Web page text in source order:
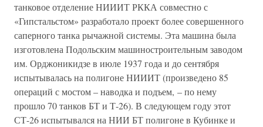
танковое отделение НИИИТ РККА совместно с
«Гипстальстом» разработало проект более совершенного
саперного танка рычажной системы. Эта машина была
изготовлена Подольским машиностроительным заводом
им. Орджоникидзе в июле 1937 года и до сентября
испытывалась на полигоне НИИИТ (произведено 85
операций с мостом – наводка и подъем, – по нему
прошло 70 танков БТ и Т-26). В следующем году этот
СТ-26 испытывался на НИИ БТ полигоне в Кубинке и